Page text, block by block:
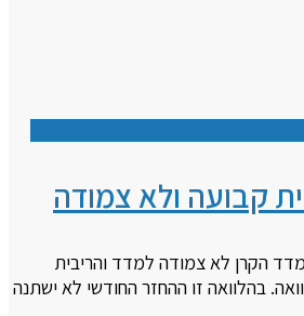
קבועה ולא צמודה
הקרן לא צמודה למדד והריבית
בהלוואה זו ההחזר החודשי לא ישתנה